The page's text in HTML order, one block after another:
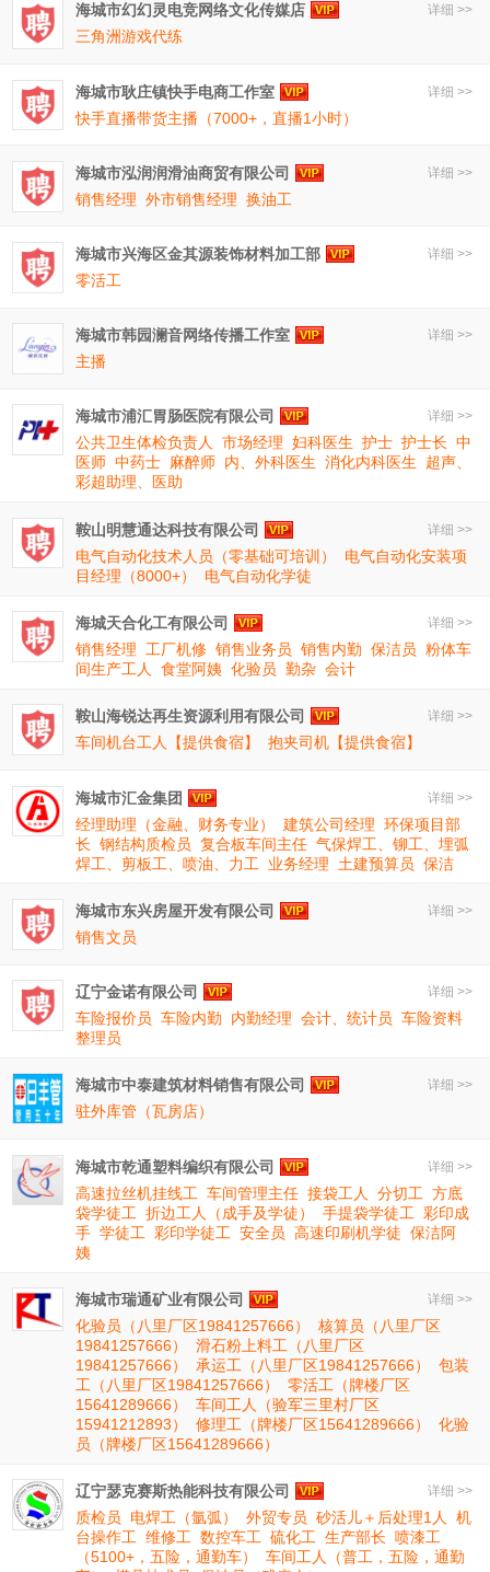
详细 >>
海城市幻幻灵电竞网络文化传媒店
三角洲游戏代练
详细 >>
海城市耿庄镇快手电商工作室
快手直播带货主播（7000+，直播1小时）
详细 >>
海城市泓润润滑油商贸有限公司
销售经理 外市销售经理 换油工
详细 >>
海城市兴海区金其源装饰材料加工部
零活工
详细 >>
海城市韩园澜音网络传播工作室
主播
详细 >>
海城市浦汇胃肠医院有限公司
公共卫生体检负责人
市场经理 妇科医生 护士 护士长 中
医师 中药士 麻醉师 内、外科医生 消化内科医生
超声、
彩超助理、医助
详细 >>
鞍山明慧通达科技有限公司
电气自动化技术人员（零基础可培训）
电气自动化安装项
目经理（8000+）
电气自动化学徒
详细 >>
海城天合化工有限公司
销售经理
工厂机修 销售业务员 销售内勤 保洁员 粉体车
间生产工人
食堂阿姨 化验员 勤杂 会计
详细 >>
鞍山海锐达再生资源利用有限公司
车间机台工人【提供食宿】
抱夹司机【提供食宿】
详细 >>
海城市汇金集团
经理助理（金融、财务专业）
建筑公司经理 环保项目部
长 钢结构质检员 复合板车间主任 气保焊工、铆工、埋弧
焊工、剪板工、喷油、力工
业务经理 土建预算员 保洁
详细 >>
海城市东兴房屋开发有限公司
销售文员
详细 >>
辽宁金诺有限公司
车险报价员 车险内勤 内勤经理 会计、统计员 车险资料
整理员
详细 >>
海城市中泰建筑材料销售有限公司
驻外库管（瓦房店）
详细 >>
海城市乾通塑料编织有限公司
高速拉丝机挂线工 车间管理主任 接袋工人 分切工 方底
袋学徒工 折边工人（成手及学徒） 手提袋学徒工 彩印成
手 学徒工 彩印学徒工 安全员 高速印刷机学徒 保洁阿
姨
详细 >>
海城市瑞通矿业有限公司
化验员（八里厂区19841257666）
核算员（八里厂区
19841257666）
滑石粉上料工（八里厂区
19841257666）
承运工（八里厂区19841257666）
包装
工（八里厂区19841257666）
零活工（牌楼厂区
15641289666）
车间工人（验军三里村厂区
15941212893）
修理工（牌楼厂区15641289666）
化验
员（牌楼厂区15641289666）
详细 >>
辽宁瑟克赛斯热能科技有限公司
质检员
电焊工（氩弧） 外贸专员 砂活儿＋后处理1人
机
台操作工 维修工 数控车工 硫化工 生产部长 喷漆工
（5100+，五险，通勤车）
车间工人（普工，五险，通勤